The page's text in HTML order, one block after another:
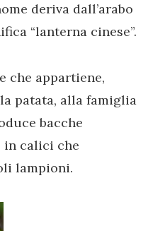
deriva dall’arabo
“lanterna cinese”.
che appartiene,
patata, alla famiglia
bacche
in calici che
lampioni.